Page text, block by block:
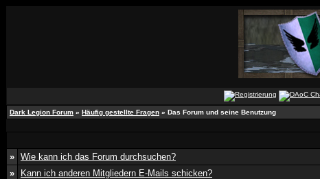
Dark Legion Forum » Häufig gestellte Fragen » Das Forum und seine Benutzung
» Wie kann ich das Forum durchsuchen?
»
Kann ich anderen Mitgliedern E-Mails schicken?